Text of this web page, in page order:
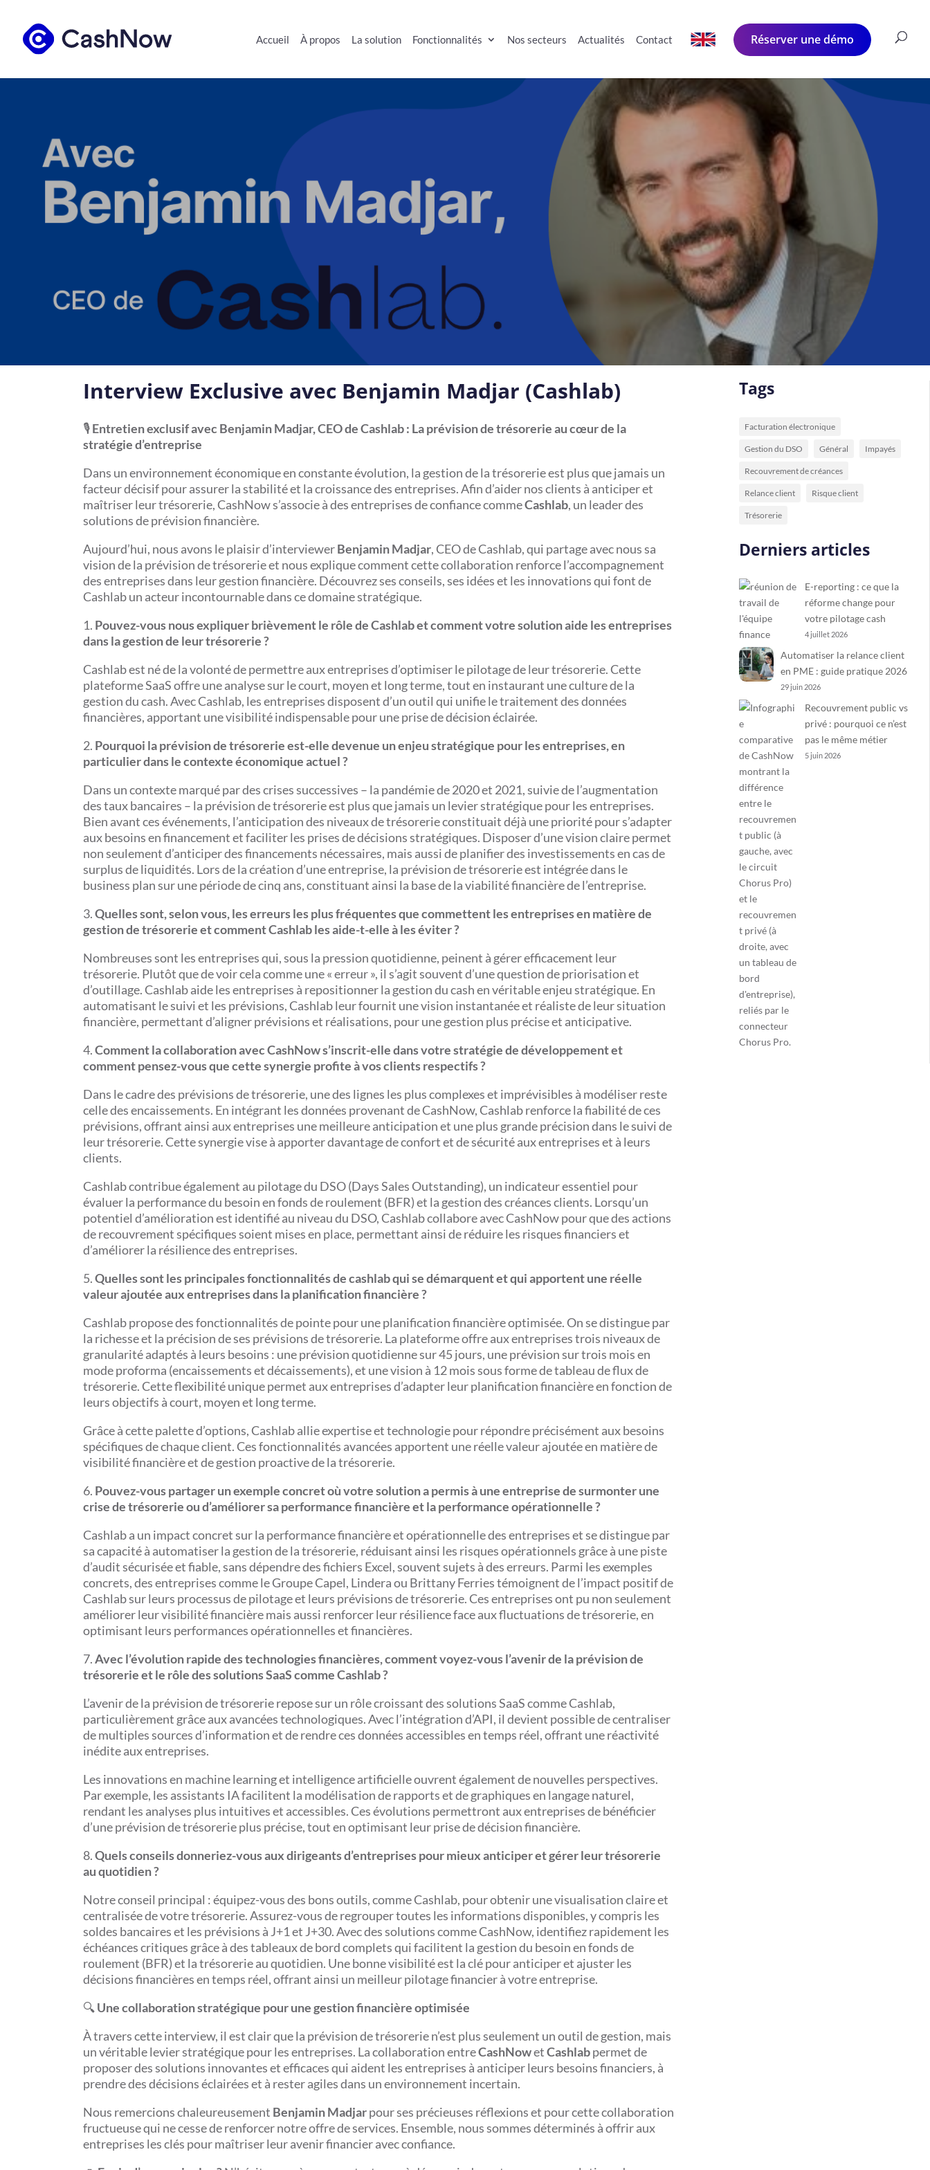
Accueil À propos La solution Fonctionnalités Nos secteurs Actualités Contact Réserver une démo
Interview Exclusive avec Benjamin Madjar (Cashlab)
🎙️Entretien exclusif avec Benjamin Madjar, CEO de Cashlab : La prévision de trésorerie au cœur de la
stratégie d’entreprise
Dans un environnement économique en constante évolution, la gestion de la trésorerie est plus que jamais un
facteur décisif pour assurer la stabilité et la croissance des entreprises. Afin d’aider nos clients à anticiper et
maîtriser leur trésorerie, CashNow s’associe à des entreprises de confiance commeCashlab, un leader des
solutions de prévision financière.
Aujourd’hui, nous avons le plaisir d’interviewerBenjamin Madjar, CEO de Cashlab, qui partage avec nous sa
vision de la prévision de trésorerie et nous explique comment cette collaboration renforce l’accompagnement
des entreprises dans leur gestion financière. Découvrez ses conseils, ses idées et les innovations qui font de
Cashlab un acteur incontournable dans ce domaine stratégique.
1. Pouvez-vous nous expliquer brièvement le rôle de Cashlab et comment votre solution aide les entreprises
dans la gestion de leur trésorerie ?
Cashlab est né de la volonté de permettre aux entreprises d’optimiser le pilotage de leur trésorerie. Cette
plateforme SaaS offre une analyse sur le court, moyen et long terme, tout en instaurant une culture de la
gestion du cash. Avec Cashlab, les entreprises disposent d’un outil qui unifie le traitement des données
financières, apportant une visibilité indispensable pour une prise de décision éclairée.
2. Pourquoi la prévision de trésorerie est-elle devenue un enjeu stratégique pour les entreprises, en
particulier dans le contexte économique actuel ?
Dans un contexte marqué par des crises successives – la pandémie de 2020 et 2021, suivie de l’augmentation
des taux bancaires – la prévision de trésorerie est plus que jamais un levier stratégique pour les entreprises.
Bien avant ces événements, l’anticipation des niveaux de trésorerie constituait déjà une priorité pour s’adapter
aux besoins en financement et faciliter les prises de décisions stratégiques. Disposer d’une vision claire permet
non seulement d’anticiper des financements nécessaires, mais aussi de planifier des investissements en cas de
surplus de liquidités. Lors de la création d’une entreprise, la prévision de trésorerie est intégrée dans le
business plan sur une période de cinq ans, constituant ainsi la base de la viabilité financière de l’entreprise.
3.Quelles sont, selon vous, les erreurs les plus fréquentes que commettent les entreprises en matière de
gestion de trésorerie et comment Cashlab les aide-t-elle à les éviter ?
Nombreuses sont les entreprises qui, sous la pression quotidienne, peinent à gérer efficacement leur
trésorerie. Plutôt que de voir cela comme une « erreur », il s’agit souvent d’une question de priorisation et
d’outillage. Cashlab aide les entreprises à repositionner la gestion du cash en véritable enjeu stratégique. En
automatisant le suivi et les prévisions, Cashlab leur fournit une vision instantanée et réaliste de leur situation
financière, permettant d’aligner prévisions et réalisations, pour une gestion plus précise et anticipative.
4.Comment la collaboration avec CashNow s’inscrit-elle dans votre stratégie de développement et
comment pensez-vous que cette synergie profite à vos clients respectifs ?
Dans le cadre des prévisions de trésorerie, une des lignes les plus complexes et imprévisibles à modéliser reste
celle des encaissements. En intégrant les données provenant de CashNow, Cashlab renforce la fiabilité de ces
prévisions, offrant ainsi aux entreprises une meilleure anticipation et une plus grande précision dans le suivi de
leur trésorerie. Cette synergie vise à apporter davantage de confort et de sécurité aux entreprises et à leurs
clients.
Cashlab contribue également au pilotage du DSO (Days Sales Outstanding), un indicateur essentiel pour
évaluer la performance du besoin en fonds de roulement (BFR) et la gestion des créances clients. Lorsqu’un
potentiel d’amélioration est identifié au niveau du DSO, Cashlab collabore avec CashNow pour que des actions
de recouvrement spécifiques soient mises en place, permettant ainsi de réduire les risques financiers et
d’améliorer la résilience des entreprises.
5.Quelles sont les principales fonctionnalités de cashlab qui se démarquent et qui apportent une réelle
valeur ajoutée aux entreprises dans la planification financière ?
Cashlab propose des fonctionnalités de pointe pour une planification financière optimisée. On se distingue par
la richesse et la précision de ses prévisions de trésorerie. La plateforme offre aux entreprises trois niveaux de
granularité adaptés à leurs besoins : une prévision quotidienne sur 45 jours, une prévision sur trois mois en
mode proforma (encaissements et décaissements), et une vision à 12 mois sous forme de tableau de flux de
trésorerie. Cette flexibilité unique permet aux entreprises d’adapter leur planification financière en fonction de
leurs objectifs à court, moyen et long terme.
Grâce à cette palette d’options, Cashlab allie expertise et technologie pour répondre précisément aux besoins
spécifiques de chaque client. Ces fonctionnalités avancées apportent une réelle valeur ajoutée en matière de
visibilité financière et de gestion proactive de la trésorerie.
6. Pouvez-vous partager un exemple concret où votre solution a permis à une entreprise de surmonter une
crise de trésorerie ou d’améliorer sa performance financière et la performance opérationnelle ?
Cashlab a un impact concret sur la performance financière et opérationnelle des entreprises et se distingue par
sa capacité à automatiser la gestion de la trésorerie, réduisant ainsi les risques opérationnels grâce à une piste
d’audit sécurisée et fiable, sans dépendre des fichiers Excel, souvent sujets à des erreurs. Parmi les exemples
concrets, des entreprises comme le Groupe Capel, Lindera ou Brittany Ferries témoignent de l’impact positif de
Cashlab sur leurs processus de pilotage et leurs prévisions de trésorerie. Ces entreprises ont pu non seulement
améliorer leur visibilité financière mais aussi renforcer leur résilience face aux fluctuations de trésorerie, en
optimisant leurs performances opérationnelles et financières.
7.Avec l’évolution rapide des technologies financières, comment voyez-vous l’avenir de la prévision de
trésorerie et le rôle des solutions SaaS comme Cashlab ?
L’avenir de la prévision de trésorerie repose sur un rôle croissant des solutions SaaS comme Cashlab,
particulièrement grâce aux avancées technologiques. Avec l’intégration d’API, il devient possible de centraliser
de multiples sources d’information et de rendre ces données accessibles en temps réel, offrant une réactivité
inédite aux entreprises.
Les innovations en machine learning et intelligence artificielle ouvrent également de nouvelles perspectives.
Par exemple, les assistants IA facilitent la modélisation de rapports et de graphiques en langage naturel,
rendant les analyses plus intuitives et accessibles. Ces évolutions permettront aux entreprises de bénéficier
d’une prévision de trésorerie plus précise, tout en optimisant leur prise de décision financière.
8.Quels conseils donneriez-vous aux dirigeants d’entreprises pour mieux anticiper et gérer leur trésorerie
au quotidien ?
Notre conseil principal : équipez-vous des bons outils, comme Cashlab, pour obtenir une visualisation claire et
centralisée de votre trésorerie. Assurez-vous de regrouper toutes les informations disponibles, y compris les
soldes bancaires et les prévisions à J+1 et J+30. Avec des solutions comme CashNow, identifiez rapidement les
échéances critiques grâce à des tableaux de bord complets qui facilitent la gestion du besoin en fonds de
roulement (BFR) et la trésorerie au quotidien. Une bonne visibilité est la clé pour anticiper et ajuster les
décisions financières en temps réel, offrant ainsi un meilleur pilotage financier à votre entreprise.
🔍Une collaboration stratégique pour une gestion financière optimisée
À travers cette interview, il est clair que la prévision de trésorerie n’est plus seulement un outil de gestion, mais
un véritable levier stratégique pour les entreprises. La collaboration entreCashNowetCashlabpermet de
proposer des solutions innovantes et efficaces qui aident les entreprises à anticiper leurs besoins financiers, à
prendre des décisions éclairées et à rester agiles dans un environnement incertain.
Nous remercions chaleureusement Benjamin Madjarpour ses précieuses réflexions et pour cette collaboration
fructueuse qui ne cesse de renforcer notre offre de services. Ensemble, nous sommes déterminés à offrir aux
entreprises les clés pour maîtriser leur avenir financier avec confiance.
Tags
Facturation électronique
Gestion du DSO Général Impayés
Recouvrement de créances
Relance client Risque client
Trésorerie
Derniers articles
E-reporting : ce que la
réforme change pour
votre pilotage cash
4 juillet 2026
Automatiser la relance client
en PME : guide pratique 2026
29 juin 2026
Recouvrement public vs
privé : pourquoi ce n’est
pas le même métier
5 juin 2026